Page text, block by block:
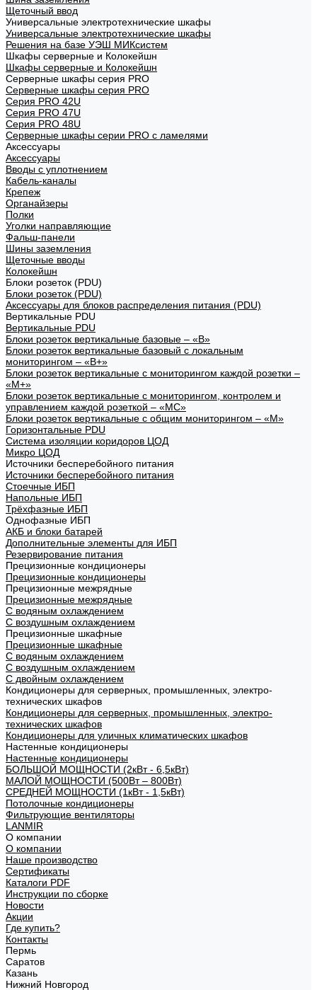
Щеточный ввод
Универсальные электротехнические шкафы
Универсальные электротехнические шкафы
Решения на базе УЭШ МИКсистем
Шкафы серверные и Колокейшн
Шкафы серверные и Колокейшн
Серверные шкафы серия PRO
Серверные шкафы серия PRO
Серия PRO 42U
Серия PRO 47U
Серия PRO 48U
Серверные шкафы серии PRO с ламелями
Аксессуары
Аксессуары
Вводы с уплотнением
Кабель-каналы
Крепеж
Органайзеры
Полки
Уголки направляющие
Фальш-панели
Шины заземления
Щеточные вводы
Колокейшн
Блоки розеток (PDU)
Блоки розеток (PDU)
Аксессуары для блоков распределения питания (PDU)
Вертикальные PDU
Вертикальные PDU
Блоки розеток вертикальные базовые – «В»
Блоки розеток вертикальные базовый с локальным
мониторингом – «В+»
Блоки розеток вертикальные с мониторингом каждой розетки –
«М+»
Блоки розеток вертикальные с мониторингом, контролем и
управлением каждой розеткой – «МС»
Блоки розеток вертикальные с общим мониторингом – «М»
Горизонтальные PDU
Система изоляции коридоров ЦОД
Микро ЦОД
Источники бесперебойного питания
Источники бесперебойного питания
Стоечные ИБП
Напольные ИБП
Трёхфазные ИБП
Однофазные ИБП
АКБ и блоки батарей
Дополнительные элементы для ИБП
Резервирование питания
Прецизионные кондиционеры
Прецизионные кондиционеры
Прецизионные межрядные
Прецизионные межрядные
С водяным охлаждением
С воздушным охлаждением
Прецизионные шкафные
Прецизионные шкафные
С водяным охлаждением
С воздушным охлаждением
С двойным охлаждением
Кондиционеры для серверных, промышленных, электро-
технических шкафов
Кондиционеры для серверных, промышленных, электро-
технических шкафов
Кондиционеры для уличных климатических шкафов
Настенные кондиционеры
Настенные кондиционеры
БОЛЬШОЙ МОЩНОСТИ (2кВт - 6,5кВт)
МАЛОЙ МОЩНОСТИ (500Вт – 800Вт)
СРЕДНЕЙ МОЩНОСТИ (1кВт - 1,5кВт)
Потолочные кондиционеры
Фильтрующие вентиляторы
LANMIR
О компании
О компании
Наше производство
Сертификаты
Каталоги PDF
Инструкции по сборке
Новости
Акции
Где купить?
Контакты
Пермь
Саратов
Казань
Нижний Новгород